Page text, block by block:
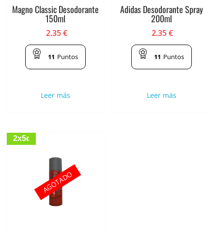
Magno Classic Desodorante
150ml
2.35€
11 Puntos
Leer más
Adidas Desodorante Spray
200ml
2.35€
11 Puntos
Leer más
2x5€
AGOTADO